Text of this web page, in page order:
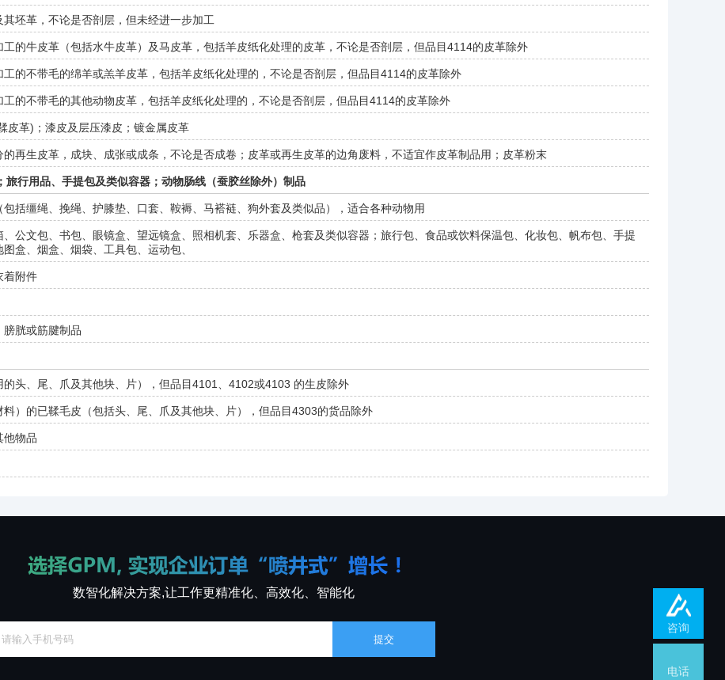
坯革，不论是否剖层，但未经进一步加工
的牛皮革（包括水牛皮革）及马皮革，包括羊皮纸化处理的皮革，不论是否剖层，但品目4114的皮革除外
的不带毛的绵羊或羔羊皮革，包括羊皮纸化处理的，不论是否剖层，但品目4114的皮革除外
的不带毛的其他动物皮革，包括羊皮纸化处理的，不论是否剖层，但品目4114的皮革除外
皮革)；漆皮及层压漆皮；镀金属皮革
再生皮革，成块、成张或成条，不论是否成卷；皮革或再生皮革的边角废料，不适宜作皮革制品用；皮革粉末
行用品、手提包及类似容器；动物肠线（蚕胶丝除外）制品
括缰绳、挽绳、护膝垫、口套、鞍褥、马褡裢、狗外套及类似品），适合各种动物用
公文包、书包、眼镜盒、望远镜盒、照相机套、乐器盒、枪套及类似容器；旅行包、食品或饮料保温包、化妆包、帆布包、手提
盒、烟盒、烟袋、工具包、运动包、
着附件
膀胱或筋腱制品
头、尾、爪及其他块、片），但品目4101、4102或4103 的生皮除外
）的已鞣毛皮（包括头、尾、爪及其他块、片），但品目4303的货品除外
他物品
数智化解决方案,让工作更精准化、高效化、智能化
咨询
电话